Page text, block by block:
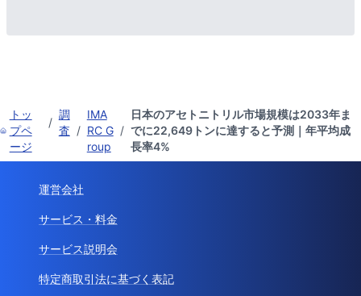
トッ
プペ
ージ
/
調
査 /
IMA
RC G
roup
/
日本のアセトニトリル市場規模は2033年ま
でに22,649トンに達すると予測｜年平均成
長率4%
運営会社
サービス・料金
サービス説明会
特定商取引法に基づく表記